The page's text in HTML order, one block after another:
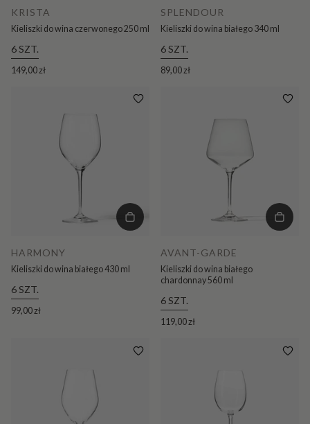
KRISTA
Kieliszki do wina czerwonego 250 ml
6 SZT.
149,00 zł
SPLENDOUR
Kieliszki do wina białego 340 ml
6 SZT.
89,00 zł
HARMONY
Kieliszki do wina białego 430 ml
6 SZT.
99,00 zł
AVANT-GARDE
Kieliszki do wina białego
chardonnay 560 ml
6 SZT.
119,00 zł